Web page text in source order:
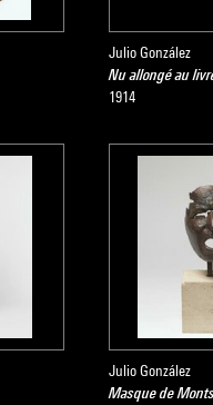
Julio González
Nu allongé au
1914
Julio González
Masque de